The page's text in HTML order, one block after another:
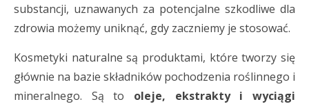
substancji, uznawanych za potencjalne szkodliwe dla
zdrowia możemy uniknąć, gdy zaczniemy je stosować.
Kosmetyki naturalne są produktami, które tworzy się
głównie na bazie składników pochodzenia roślinnego i
mineralnego. Są to oleje, ekstrakty i wyciągi